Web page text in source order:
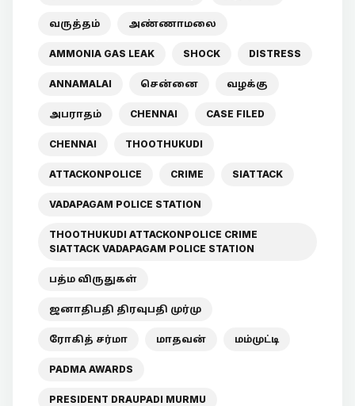
வருத்தம் அண்ணாமலை
AMMONIA GAS LEAK SHOCK DISTRESS
ANNAMALAI சென்னை வழக்கு
அபராதம் CHENNAI CASE FILED
CHENNAI THOOTHUKUDI
ATTACKONPOLICE CRIME SIATTACK
VADAPAGAM POLICE STATION
THOOTHUKUDI ATTACKONPOLICE CRIME
SIATTACK VADAPAGAM POLICE STATION
பத்ம விருதுகள்
ஜனாதிபதி திரவுபதி முர்மு
ரோகித் சர்மா மாதவன் மம்முட்டி
PADMA AWARDS
PRESIDENT DRAUPADI MURMU